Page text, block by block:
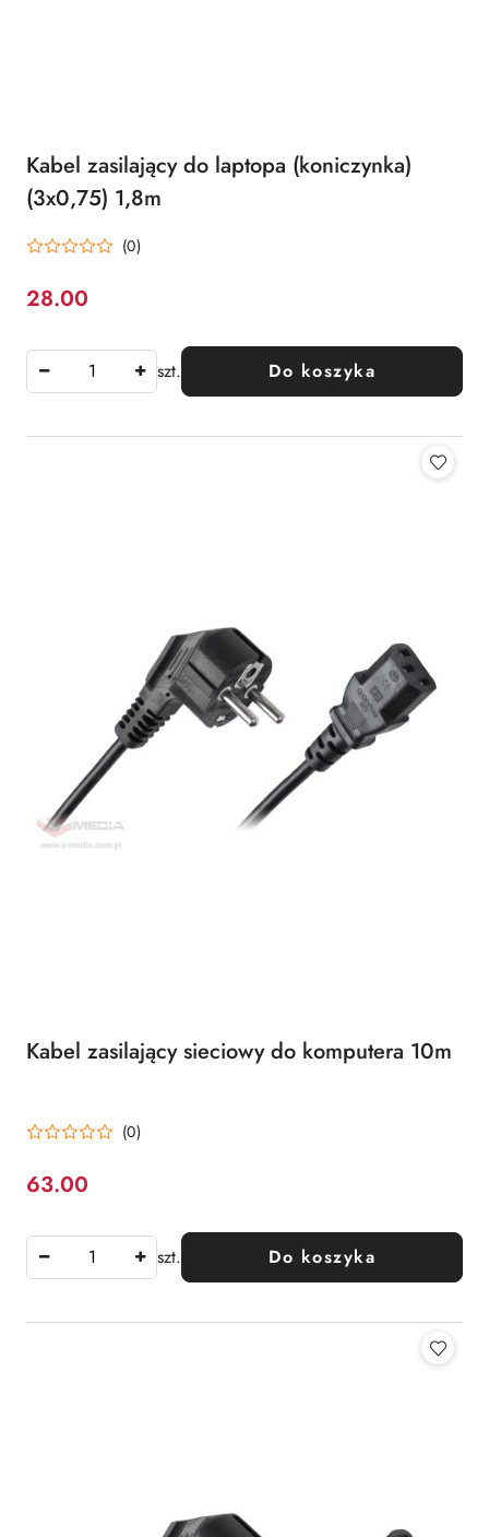
Kabel zasilający do laptopa (koniczynka)
(3x0,75) 1,8m
(0)
Cena:
28.00
szt. Do koszyka
Kabel zasilający sieciowy do komputera 10m
(0)
Cena:
63.00
szt. Do koszyka